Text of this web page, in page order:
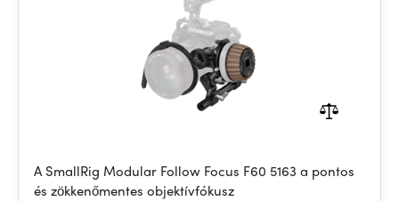
A SmallRig Modular Follow Focus F60 5163 a pontos
és zökkenőmentes objektívfókusz